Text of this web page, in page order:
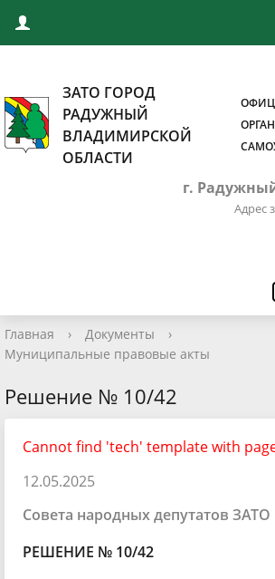
ЗАТО ГОРОД
РАДУЖНЫЙ
ВЛАДИМИРСКОЙ
ОБЛАСТИ
г.
Адрес
Главная › Документы
›
Муниципальные правовые акты
Решение № 10/42
Cannot find 'tech' template with
12.05.2025
Совета народных депутатов
РЕШЕНИЕ № 10/42